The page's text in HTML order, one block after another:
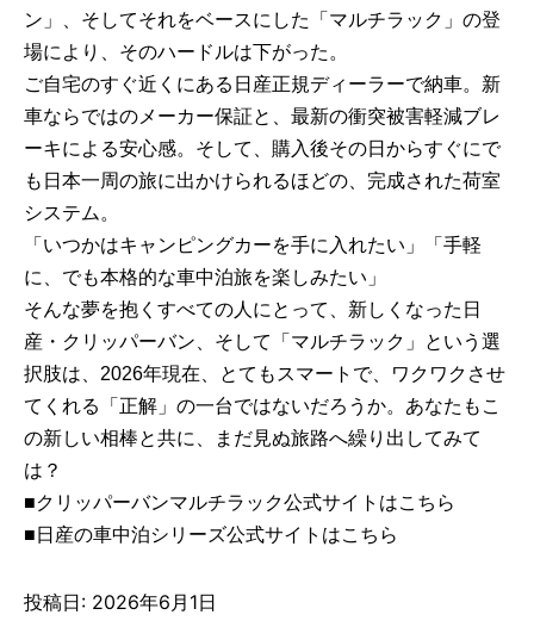
ン」、そしてそれをベースにした「マルチラック」の登
場により、そのハードルは下がった。
ご自宅のすぐ近くにある日産正規ディーラーで納車。新
車ならではのメーカー保証と、最新の衝突被害軽減ブレ
ーキによる安心感。そして、購入後その日からすぐにで
も日本一周の旅に出かけられるほどの、完成された荷室
システム。
「いつかはキャンピングカーを手に入れたい」「手軽
に、でも本格的な車中泊旅を楽しみたい」
そんな夢を抱くすべての人にとって、新しくなった日
産・クリッパーバン、そして「マルチラック」という選
択肢は、2026年現在、とてもスマートで、ワクワクさせ
てくれる「正解」の一台ではないだろうか。あなたもこ
の新しい相棒と共に、まだ見ぬ旅路へ繰り出してみて
は？
■クリッパーバンマルチラック公式サイトはこちら
■日産の車中泊シリーズ公式サイトはこちら
投稿日: 2026年6月1日